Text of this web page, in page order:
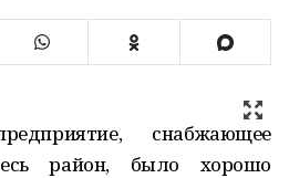
снабжающее
район, было хорошо